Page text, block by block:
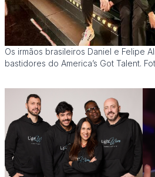
Os irmãos brasileiros Daniel e Felipe
bastidores do America’s Got Talent.